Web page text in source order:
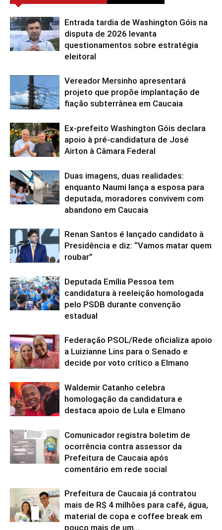
Entrada tardia de Washington Góis na
disputa de 2026 levanta
questionamentos sobre estratégia
eleitoral
Vereador Mersinho apresentará
projeto que propõe implantação de
fiação subterrânea em Caucaia
Ex-prefeito Washington Góis declara
apoio à pré-candidatura de José
Airton à Câmara Federal
Duas imagens, duas realidades:
enquanto Naumi lança a esposa para
deputada, moradores convivem com
abandono em Caucaia
Renan Santos é lançado candidato à
Presidência e diz: “Vamos matar quem
roubar”
Deputada Emília Pessoa tem
candidatura à reeleição homologada
pelo PSDB durante convenção
estadual
Federação PSOL/Rede oficializa apoio
a Luizianne Lins para o Senado e
decide por voto crítico a Elmano
Waldemir Catanho celebra
homologação da candidatura e
destaca apoio de Lula e Elmano
Comunicador registra boletim de
ocorrência contra assessor da
Prefeitura de Caucaia após
comentário em rede social
Prefeitura de Caucaia já contratou
mais de R$ 4 milhões para café, água,
material de copa e coffee break em
pouco mais de um...